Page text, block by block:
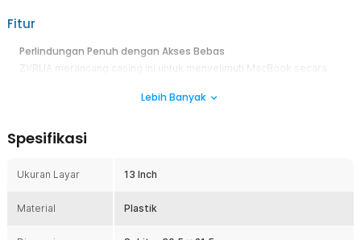
Fitur
Perlindungan Penuh dengan Akses Bebas
ZVRUA merancang casing ini untuk menyelimuti MacBook secara
penting tetap bebas tanpa hambatan. Anda tidak perlu melepas
berbagai aktivitas harian.
Dengan permukaan luar yang keras dan tahan gores, casing ini
yang menumpuk seiring waktu. Perangkat Anda akan tetap tampak
sehari-hari. Perlindungan ini menjadi investasi penting untuk
Lebih Banyak
Spesifikasi
Ukuran Layar 13 Inch
Material Plastik